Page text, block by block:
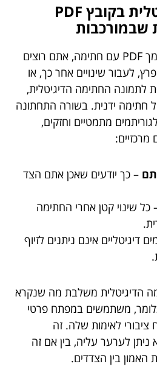
איך חתימה דיגיטלית בקובץ PDF
שבמורכבות
לפני שאתם שולחים מסמך PDF עם חתימה, אתם רוצים
לעבור שינויים אחר כך, או
לתמונה החתימה הדיגיטלית,
חתימה ידנית. בשורה התחתונה
מתמטיים וחזקים,
– כך יודעים שאכן אתם הצד
כל שינוי קטן אחרי החתימה
דיגיטליים אינם ניתנים לזיוף
הדיגיטלית משלבת מה שנקרא
משתמשים במפתח פרטי
לאימות שלה. זה
לערער עליה, בין אם זה
האמון בין הצדדים.